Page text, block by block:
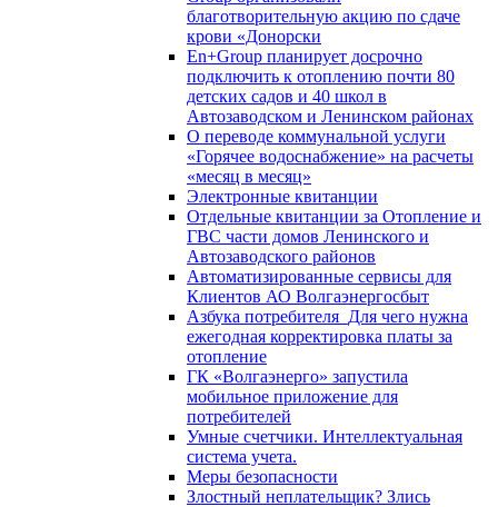
благотворительную акцию по сдаче
крови «Донорски
En+Group планирует досрочно
подключить к отоплению почти 80
детских садов и 40 школ в
Автозаводском и Ленинском районах
О переводе коммунальной услуги
«Горячее водоснабжение» на расчеты
«месяц в месяц»
Электронные квитанции
Отдельные квитанции за Отопление и
ГВС части домов Ленинского и
Автозаводского районов
Автоматизированные сервисы для
Клиентов АО Волгаэнергосбыт
Азбука потребителя_Для чего нужна
ежегодная корректировка платы за
отопление
ГК «Волгаэнерго» запустила
мобильное приложение для
потребителей
Умные счетчики. Интеллектуальная
система учета.
Меры безопасности
Злостный неплательщик? Злись